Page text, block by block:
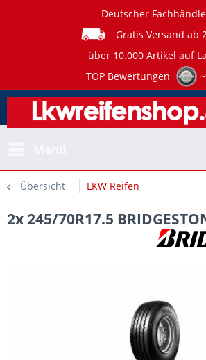
Deutscher
Gratis Versand ab
über 10.000 Artikel auf
TOP Bewertungen
Übersicht LKW Reifen
2x 245/70R17.5